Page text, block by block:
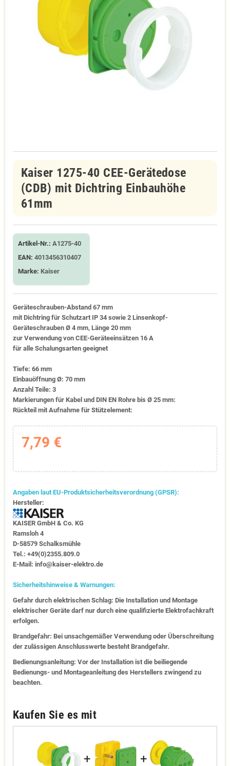
Kaiser 1275-40 CEE-Gerätedose
(CDB) mit Dichtring Einbauhöhe
61mm
Artikel-Nr.: A1275-40
EAN: 4013456310407
Marke: Kaiser
Geräteschrauben-Abstand 67 mm
mit Dichtring für Schutzart IP 34 sowie 2 Linsenkopf-
Geräteschrauben Ø 4 mm, Länge 20 mm
zur Verwendung von CEE-Geräteeinsätzen 16 A
für alle Schalungsarten geeignet
Tiefe: 66 mm
Einbauöffnung Ø: 70 mm
Anzahl Teile: 3
Markierungen für Kabel und DIN EN Rohre bis Ø 25 mm:
Rückteil mit Aufnahme für Stützelement:
7,79 €
Angaben laut EU-Produktsicherheitsverordnung (GPSR):
Hersteller:
KAISER GmbH & Co. KG
Ramsloh 4
D-58579 Schalksmühle
Tel.: +49(0)2355.809.0
E-Mail: info@kaiser-elektro.de
Sicherheitshinweise & Warnungen:
Gefahr durch elektrischen Schlag: Die Installation und Montage
elektrischer Geräte darf nur durch eine qualifizierte Elektrofachkraft
erfolgen.
Brandgefahr: Bei unsachgemäßer Verwendung oder Überschreitung
der zulässigen Anschlusswerte besteht Brandgefahr.
Bedienungsanleitung: Vor der Installation ist die beiliegende
Bedienungs- und Montageanleitung des Herstellers zwingend zu
beachten.
Kaufen Sie es mit
+ +